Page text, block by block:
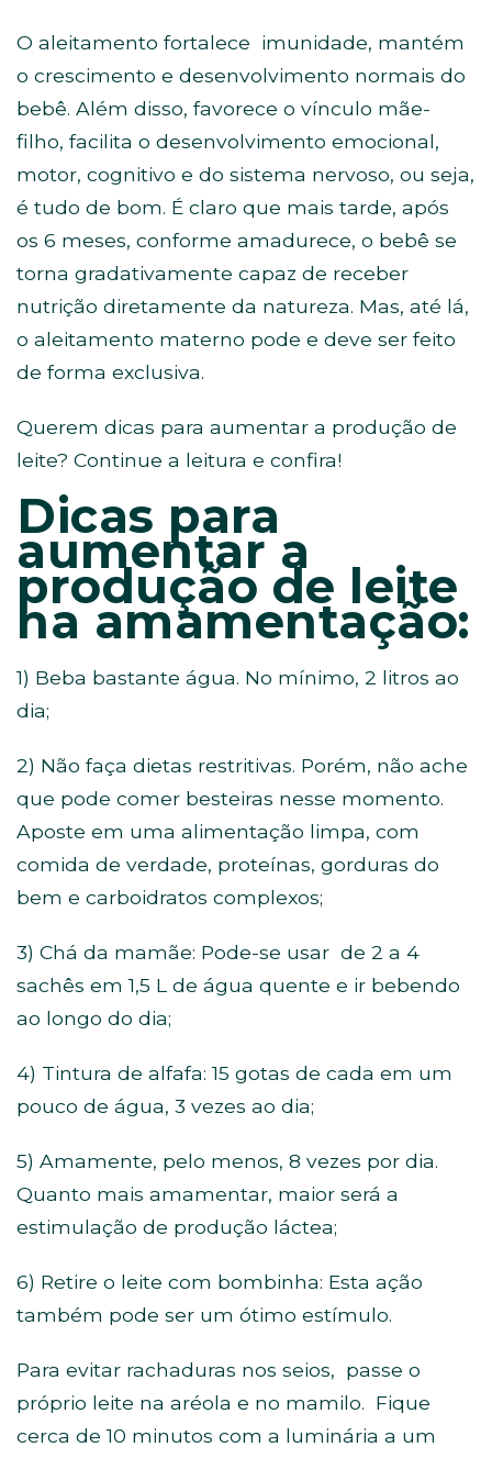
O aleitamento fortalece imunidade, mantém
o crescimento e desenvolvimento normais do
bebê. Além disso, favorece o vínculo mãe-
filho, facilita o desenvolvimento emocional,
motor, cognitivo e do sistema nervoso, ou seja,
é tudo de bom. É claro que mais tarde, após
os 6 meses, conforme amadurece, o bebê se
torna gradativamente capaz de receber
nutrição diretamente da natureza. Mas, até lá,
o aleitamento materno pode e deve ser feito
de forma exclusiva.
Querem dicas para aumentar a produção de
leite? Continue a leitura e confira!
Dicas para
aumentar a
produção de leite
na amamentação:
1) Beba bastante água. No mínimo, 2 litros ao
dia;
2) Não faça dietas restritivas. Porém, não ache
que pode comer besteiras nesse momento.
Aposte em uma alimentação limpa, com
comida de verdade, proteínas, gorduras do
bem e carboidratos complexos;
3) Chá da mamãe: Pode-se usar de 2 a 4
sachês em 1,5 L de água quente e ir bebendo
ao longo do dia;
4) Tintura de alfafa: 15 gotas de cada em um
pouco de água, 3 vezes ao dia;
5) Amamente, pelo menos, 8 vezes por dia.
Quanto mais amamentar, maior será a
estimulação de produção láctea;
6) Retire o leite com bombinha: Esta ação
também pode ser um ótimo estímulo.
Para evitar rachaduras nos seios, passe o
próprio leite na aréola e no mamilo. Fique
cerca de 10 minutos com a luminária a um